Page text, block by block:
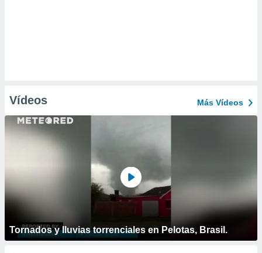
Vídeos Más Vídeos
Tornados y lluvias torrenciales en Pelotas, Brasil.